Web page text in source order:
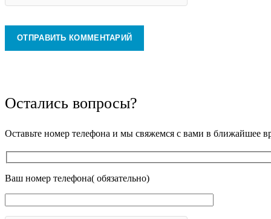
Остались вопросы?
Оставьте номер телефона и мы свяжемся с вами в ближайшее
Ваш номер телефона( обязательно)